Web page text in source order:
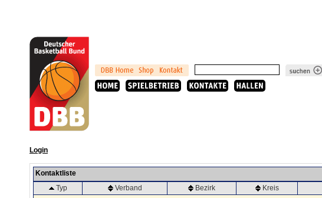
Login
Kontaktliste
Typ
Verband Bezirk Kreis